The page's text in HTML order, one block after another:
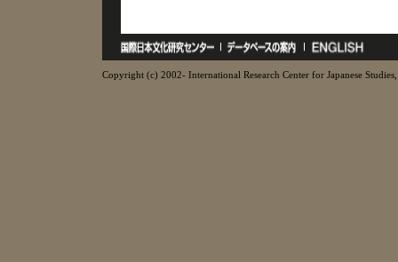
Copyright (c) 2002- International Research Center for Japanese